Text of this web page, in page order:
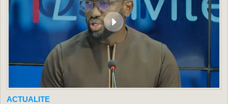
ACTUALITE